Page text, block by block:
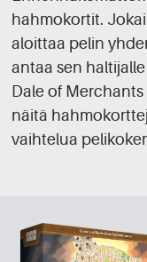
hahmokortit.
aloittaa pelin
antaa sen
Dale of
näitä
vaihtelua